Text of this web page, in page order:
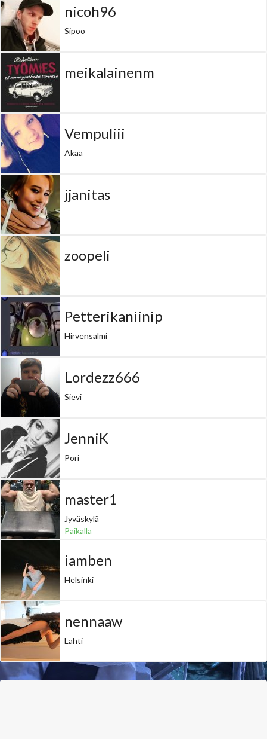
nicoh96
Sipoo
meikalainenm
Vempuliii
Akaa
jjanitas
zoopeli
Petterikaniinip
Hirvensalmi
Lordezz666
Sievi
JenniK
Pori
master1
Jyväskylä
Paikalla
iamben
Helsinki
nennaaw
Lahti